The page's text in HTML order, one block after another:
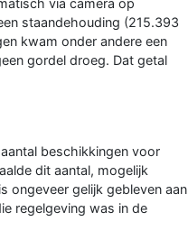
staandehouding (215.393
kwam onder andere een
gordel droeg. Dat getal
beschikkingen voor
dit aantal, mogelijk
ongeveer gelijk gebleven aan
regelgeving was in de